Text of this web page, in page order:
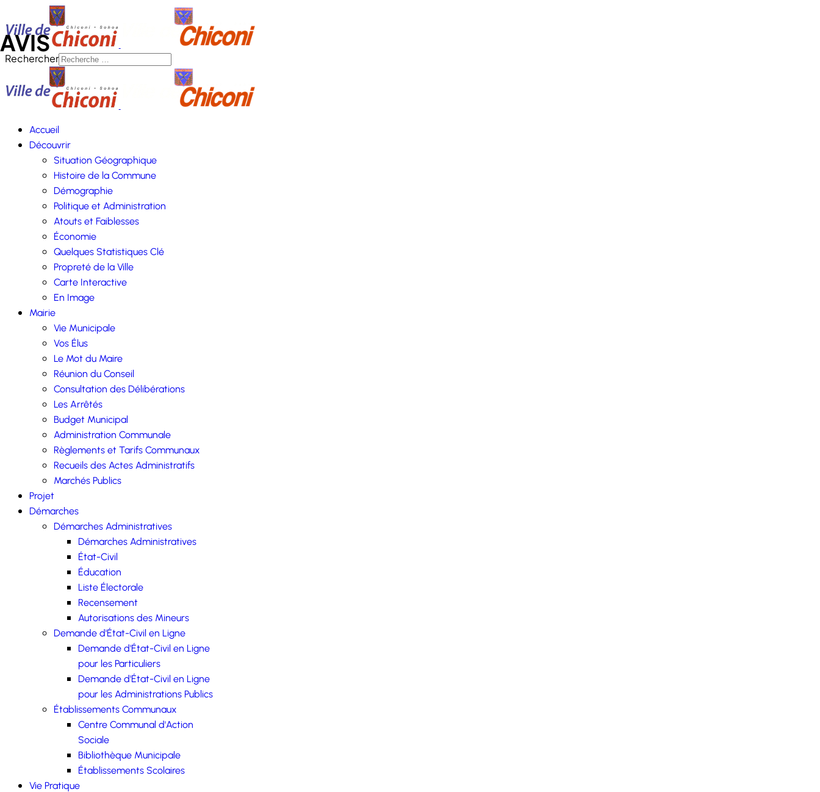
Rechercher
Accueil
Découvrir
Situation Géographique
Histoire de la Commune
Démographie
Politique et Administration
Atouts et Faiblesses
Économie
Quelques Statistiques Clé
Propreté de la Ville
Carte Interactive
En Image
Mairie
Vie Municipale
Vos Élus
Le Mot du Maire
Réunion du Conseil
Consultation des Délibérations
Les Arrêtés
Budget Municipal
Administration Communale
Règlements et Tarifs Communaux
Recueils des Actes Administratifs
Marchés Publics
Projet
Démarches
Démarches Administratives
Démarches Administratives
État-Civil
Éducation
Liste Électorale
Recensement
Autorisations des Mineurs
Demande d'État-Civil en Ligne
Demande d'État-Civil en Ligne
pour les Particuliers
Demande d'État-Civil en Ligne
pour les Administrations Publics
Établissements Communaux
Centre Communal d'Action
Sociale
Bibliothèque Municipale
Établissements Scolaires
Vie Pratique
AVIS
à destination des femmes victimes de violences est sorti